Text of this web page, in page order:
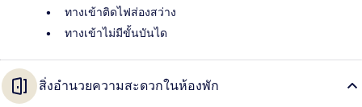
ทางเข้าติดไฟส่องสว่าง
ทางเข้าไม่มีขั้นบันได
สิ่งอำนวยความสะดวกในห้องพัก